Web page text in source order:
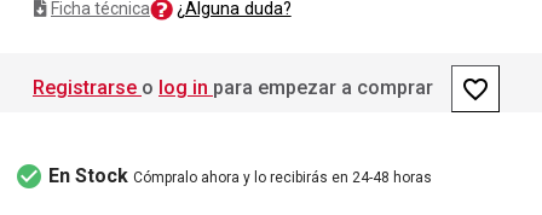
Ficha técnica ¿Alguna duda?
Registrarse o log in para empezar a comprar favorite_border
check_circle En Stock Cómpralo ahora y lo recibirás en 24-48 horas